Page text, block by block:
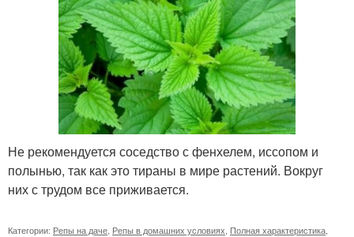
Не рекомендуется соседство с фенхелем, иссопом и
полынью, так как это тираны в мире растений. Вокруг
них с трудом все приживается.
Категории: Репы на даче Репы в домашних условиях Полная характеристика